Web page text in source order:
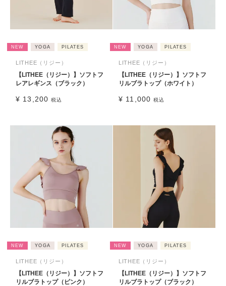
NEW YOGA PILATES
LITHEE（リジー）
【LITHEE（リジー）】ソフトフ
レアレギンス（ブラック）
¥ 13,200 税込
NEW YOGA PILATES
LITHEE（リジー）
【LITHEE（リジー）】ソフトフ
リルブラトップ（ホワイト）
¥ 11,000 税込
NEW YOGA PILATES
LITHEE（リジー）
【LITHEE（リジー）】ソフトフ
リルブラトップ（ピンク）
NEW YOGA PILATES
LITHEE（リジー）
【LITHEE（リジー）】ソフトフ
リルブラトップ（ブラック）